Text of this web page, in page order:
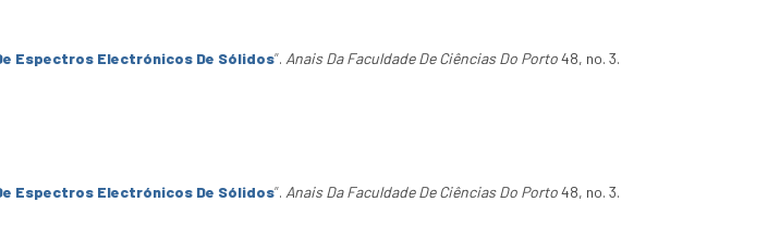
Espectros Electrónicos De Sólidos”. Anais Da Faculdade De Ciências Do Porto48, no. 3.
Espectros Electrónicos De Sólidos”. Anais Da Faculdade De Ciências Do Porto48, no. 3.